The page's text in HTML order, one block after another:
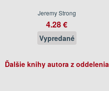
Jeremy Strong
4.28 €
Vypredané
Ďalšie knihy autora z oddelenia